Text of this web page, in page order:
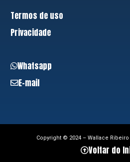
Termos de uso
Privacidade
Whatsapp
E-mail
Copyright © 2024 – Wallace
Voltar do